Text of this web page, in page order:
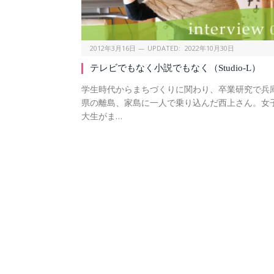
2012年3月16日 UPDATED: 2022年10月30日
テレビでもなく小説でもなく（Studio-L）
学生時代からまちづくりに関わり、卒業研究で兵
県の離島、家島に一人で乗り込んだ西上さん。女
大生がま…